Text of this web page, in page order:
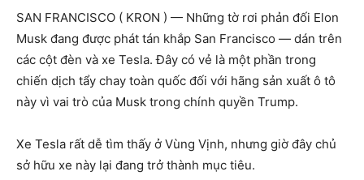
SAN FRANCISCO ( KRON ) — Những tờ rơi phản đối Elon
Musk đang được phát tán khắp San Francisco — dán trên
các cột đèn và xe Tesla. Đây có vẻ là một phần trong
chiến dịch tẩy chay toàn quốc đối với hãng sản xuất ô tô
này vì vai trò của Musk trong chính quyền Trump.
Xe Tesla rất dễ tìm thấy ở Vùng Vịnh, nhưng giờ đây chủ
sở hữu xe này lại đang trở thành mục tiêu.